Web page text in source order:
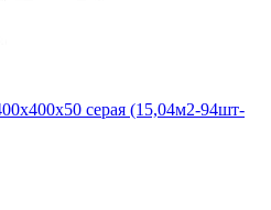
серая (15,04м2-94шт-